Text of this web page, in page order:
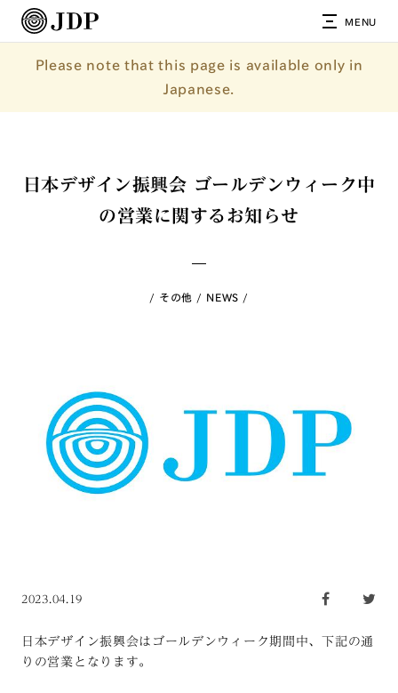
MENU
Please note that this page is available only in
Japanese.
日本デザイン振興会 ゴールデンウィーク中
の営業に関するお知らせ
その他 NEWS
2023.04.19
日本デザイン振興会はゴールデンウィーク期間中、下記の通
りの営業となります。